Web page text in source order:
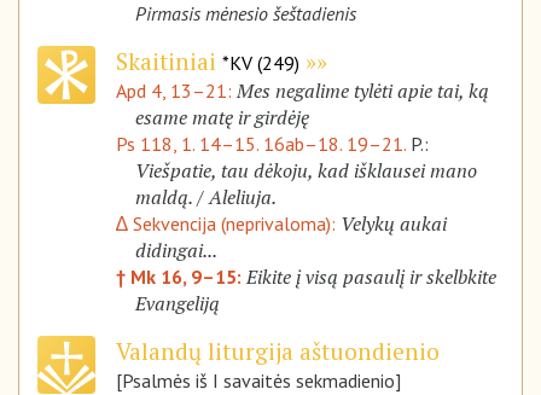
Pirmasis mėnesio šeštadienis
Skaitiniai *KV (249)
Apd 4, 13–21:Mes negalime tylėti apie tai, ką
esame matę ir girdėję
Ps 118, 1. 14–15. 16ab–18. 19–21. P.:
Viešpatie, tau dėkoju, kad išklausei mano
maldą. / Aleliuja.
∆ Sekvencija (neprivaloma): Velykų aukai
didingai...
† Mk 16, 9–15:Eikite į visą pasaulį ir skelbkite
Evangeliją
Valandų liturgija aštuondienio
[Psalmės iš I savaitės sekmadienio]